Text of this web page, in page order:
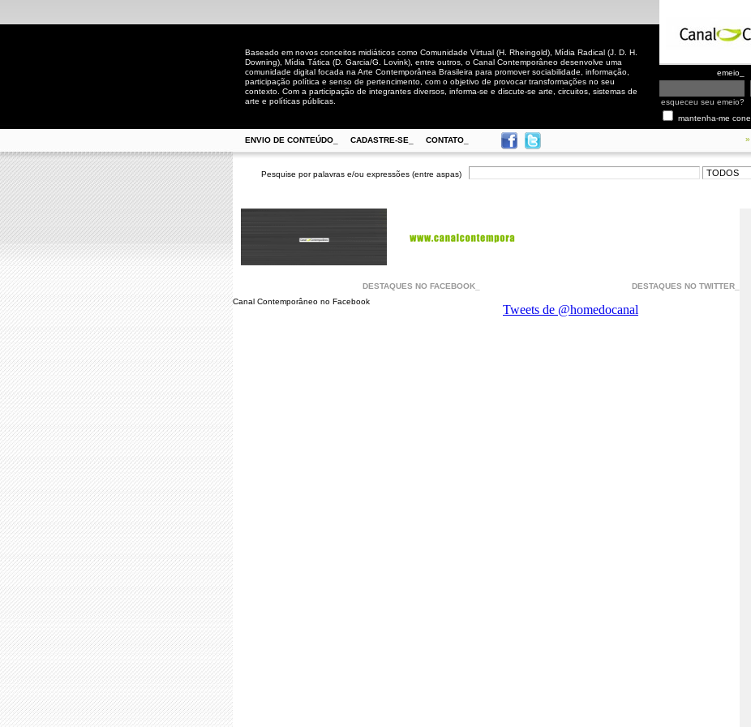
Baseado em novos conceitos midiáticos como Comunidade Virtual (H. Rheingold), Mídia Radical (J. D. H.
Downing), Mídia Tática (D. Garcia/G. Lovink), entre outros, o Canal Contemporâneo desenvolve uma
comunidade digital focada na Arte Contemporânea Brasileira para promover sociabilidade, informação,
participação política e senso de pertencimento, com o objetivo de provocar transformações no seu
contexto. Com a participação de integrantes diversos, informa-se e discute-se arte, circuitos, sistemas de
arte e políticas públicas.
emeio_
esqueceu seu emeio?
mantenha-me
ENVIO DE CONTEÚDO_ CADASTRE-SE_ CONTATO_ »
Pesquise por palavras e/ou expressões (entre aspas)
DESTAQUES NO FACEBOOK_
Canal Contemporâneo no Facebook
DESTAQUES NO TWITTER_